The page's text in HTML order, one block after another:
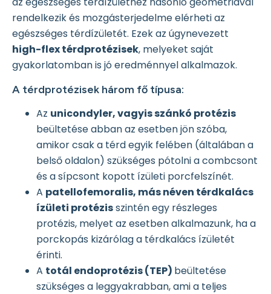
rendelkezik és mozgásterjedelme elérheti az
egészséges térdízületét. Ezek az úgynevezett
high-flex térdprotézisek, melyeket saját
gyakorlatomban is jó eredménnyel alkalmazok.
A térdprotézisek három fő típusa:
Az unicondyler, vagyis szánkó protézis
beültetése abban az esetben jön szóba,
amikor csak a térd egyik felében (általában a
belső oldalon) szükséges pótolni a combcsont
és a sípcsont kopott ízületi porcfelszínét.
A patellofemoralis, más néven térdkalács
ízületi protézisszintén egy részleges
protézis, melyet az esetben alkalmazunk, ha a
porckopás kizárólag a térdkalács ízületét
érinti.
A totál endoprotézis (TEP) beültetése
szükséges a leggyakrabban, ami a teljes